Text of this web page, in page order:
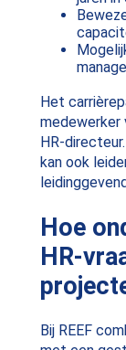
Het
medewerker
HR-
kan ook
Hoe
HR-
Bij REEF